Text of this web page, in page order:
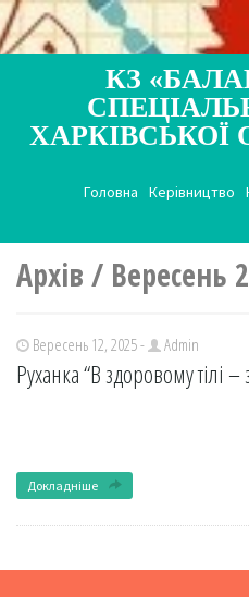
КЗ
ХАРКІВСЬКОЇ
Головна Керівництво
Архів / Вересень
Вересень 12, 2025 - Admin
Руханка “В здоровому тілі
Докладніше